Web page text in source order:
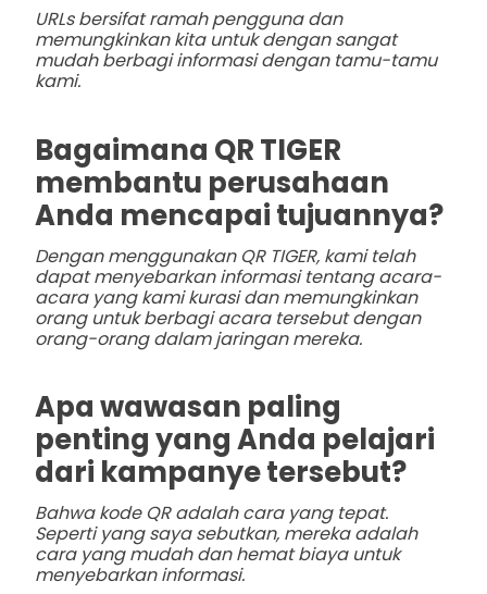
URLs bersifat ramah pengguna dan
memungkinkan kita untuk dengan sangat
mudah berbagi informasi dengan tamu-tamu
kami.
Bagaimana QR TIGER
membantu perusahaan
Anda mencapai tujuannya?
Dengan menggunakan QR TIGER, kami telah
dapat menyebarkan informasi tentang acara-
acara yang kami kurasi dan memungkinkan
orang untuk berbagi acara tersebut dengan
orang-orang dalam jaringan mereka.
Apa wawasan paling
penting yang Anda pelajari
dari kampanye tersebut?
Bahwa kode QR adalah cara yang tepat.
Seperti yang saya sebutkan, mereka adalah
cara yang mudah dan hemat biaya untuk
menyebarkan informasi.